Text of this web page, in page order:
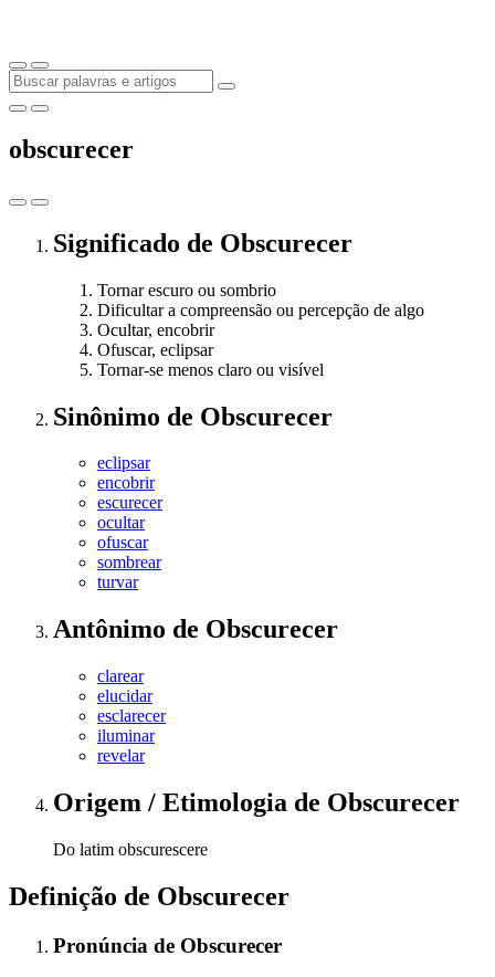
obscurecer
Significado de Obscurecer
Tornar escuro ou sombrio
Dificultar a compreensão ou percepção de algo
Ocultar, encobrir
Ofuscar, eclipsar
Tornar-se menos claro ou visível
Sinônimo de Obscurecer
eclipsar
encobrir
escurecer
ocultar
ofuscar
sombrear
turvar
Antônimo de Obscurecer
clarear
elucidar
esclarecer
iluminar
revelar
Origem / Etimologia de Obscurecer
Do latim obscurescere
Definição de Obscurecer
Pronúncia de Obscurecer